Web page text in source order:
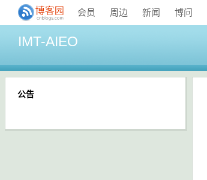
会员 周边 新闻 博问
IMT-AIEO
公告